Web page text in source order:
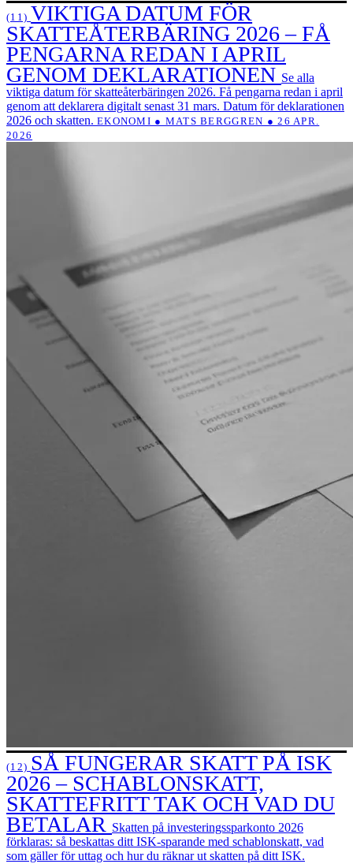
(11) VIKTIGA DATUM FÖR
SKATTEÅTERBÄRING 2026 – FÅ
PENGARNA REDAN I APRIL
GENOM DEKLARATIONEN Se alla
viktiga datum för skatteåterbäringen 2026. Få pengarna redan i april
genom att deklarera digitalt senast 31 mars. Datum för deklarationen
2026 och skatten. EKONOMI ● MATS BERGGREN ● 26 APR.
2026
(12) SÅ FUNGERAR SKATT PÅ ISK
2026 – SCHABLONSKATT,
SKATTEFRITT TAK OCH VAD DU
BETALAR Skatten på investeringssparkonto 2026
förklaras: så beskattas ditt ISK-sparande med schablonskatt, vad
som gäller för uttag och hur du räknar ut skatten på ditt ISK.